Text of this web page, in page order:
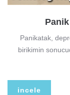
Panikatak,
birikimin
incele